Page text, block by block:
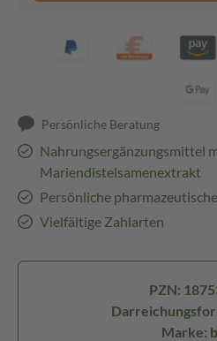
Persönliche Beratung
Nahrungsergänzungsmittel
Mariendistelsamenextrakt
Persönliche
Vielfältige Zahlarten
PZN:
Marke: